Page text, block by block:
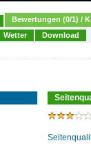
Bewertungen (0/1) /
Wetter Download